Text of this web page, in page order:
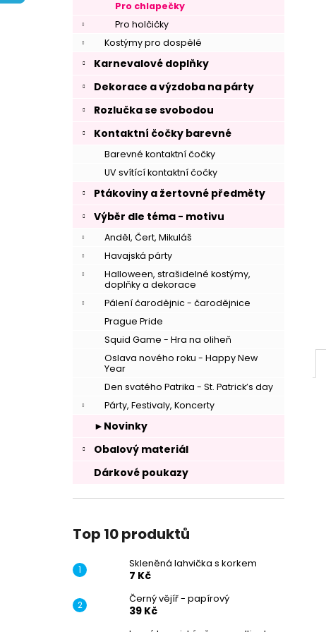
Pro chlapečky
Pro holčičky
Kostýmy pro dospělé
Karnevalové doplňky
Dekorace a výzdoba na párty
Rozlučka se svobodou
Kontaktní čočky barevné
Barevné kontaktní čočky
UV svítící kontaktní čočky
Ptákoviny a žertovné předměty
Výběr dle téma - motivu
Anděl, Čert, Mikuláš
Havajská párty
Halloween, strašidelné kostýmy,
doplňky a dekorace
Pálení čarodějnic - čarodějnice
Prague Pride
Squid Game - Hra na oliheň
Oslava nového roku - Happy New
Year
Den svatého Patrika - St. Patrick’s day
Párty, Festivaly, Koncerty
►Novinky
Obalový materiál
Dárkové poukazy
Top 10 produktů
Skleněná lahvička s korkem
7 Kč
Černý vějíř - papírový
39 Kč